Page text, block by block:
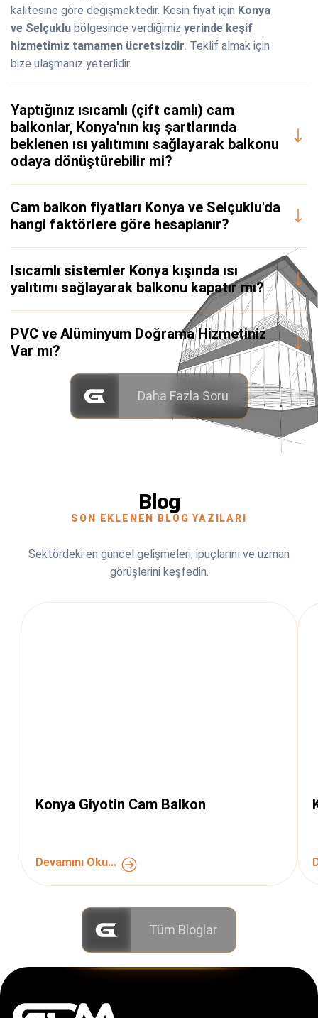
kalitesine göre değişmektedir. Kesin fiyat için Konya
ve Selçuklu bölgesinde verdiğimiz yerinde keşif
hizmetimiz tamamen ücretsizdir. Teklif almak için
bize ulaşmanız yeterlidir.
Yaptığınız ısıcamlı (çift camlı) cam
balkonlar, Konya'nın kış şartlarında
beklenen ısı yalıtımını sağlayarak balkonu
odaya dönüştürebilir mi?
Cam balkon fiyatları Konya ve Selçuklu'da
hangi faktörlere göre hesaplanır?
Isıcamlı sistemler Konya kışında ısı
yalıtımı sağlayarak balkonu kapatır mı?
PVC ve Alüminyum Doğrama Hizmetiniz
Var mı?
Daha Fazla Soru
Blog
SON EKLENEN BLOG YAZILARI
Sektördeki en güncel gelişmeleri, ipuçlarını ve uzman
görüşlerini keşfedin.
Konya Giyotin Cam Balkon
Devamını Oku...
Tüm Bloglar